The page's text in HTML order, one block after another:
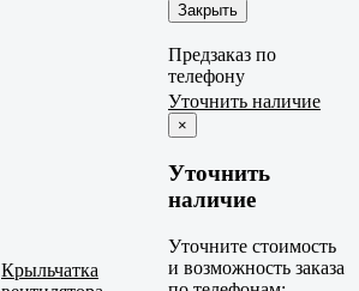
Закрыть
Предзаказ по
телефону
Крыльчатка
Уточнить наличие
×
Уточнить
наличие
Уточните стоимость
и возможность заказа